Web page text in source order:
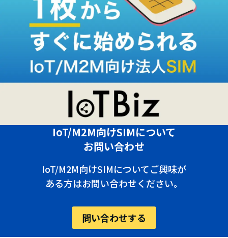
IoT/M2M向けSIMについて
お問い合わせ
IoT/M2M向けSIMについてご興味が
ある方はお問い合わせください。
問い合わせする